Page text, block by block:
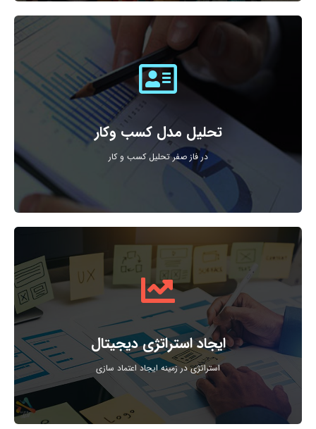
تحلیل مدل کسب وکار
در فاز صفر تحلیل کسب و کار
تحلیل روشهای پرداخت سنتی و دیجیتال و همچنین راه های
ایجاد اعتماد سازی خیرین به موسسه خیریه
ایجاد استراتژی دیجیتال
استراتژی در زمینه ایجاد اعتماد سازی
ایجاد استراتژی یکساله در رابطه با ایجاد صندوق حمایت
دیجیتال و همچنین ایجاد سفیران شعف